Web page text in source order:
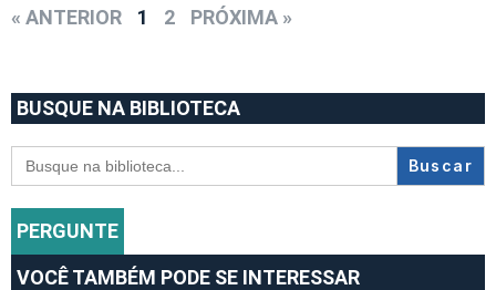
« ANTERIOR 1 2 PRÓXIMA »
BUSQUE NA BIBLIOTECA
Search
for:
PERGUNTE
VOCÊ TAMBÉM PODE SE INTERESSAR